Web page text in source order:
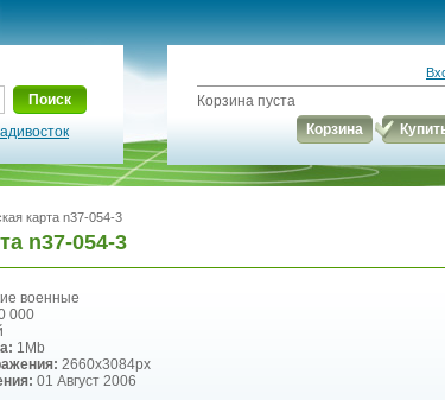
Поиск
Корзина пуста
Корзина
карта n37-054-3
n37-054-3
военные
000
1Mb
2660x3084px
01 Август 2006